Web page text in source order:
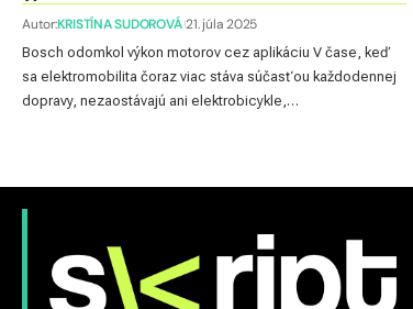
Autor:KRISTÍNA SUDOROVÁ 21. júla 2025
Bosch odomkol výkon motorov cez aplikáciu V čase, keď
sa elektromobilita čoraz viac stáva súčasťou každodennej
dopravy, nezaostávajú ani elektrobicykle,…